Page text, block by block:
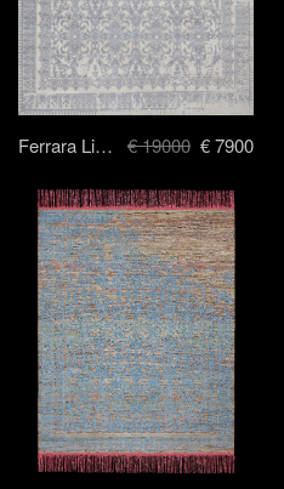
Ferrara Little Rocked - 250x300 cm € 19000 € 7900